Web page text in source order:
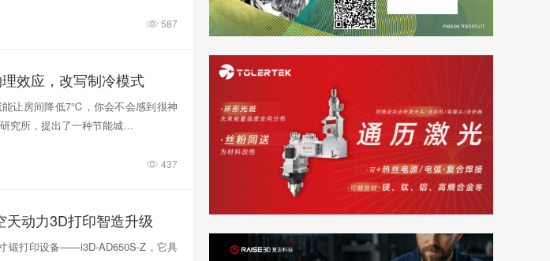
587
效应，改写制冷模式
让房间降低7℃，你会不会感到很神
究所，提出了一种节能城…
437
动力3D打印智造升级
锻打印设备——i3D-AD650S-Z，它具